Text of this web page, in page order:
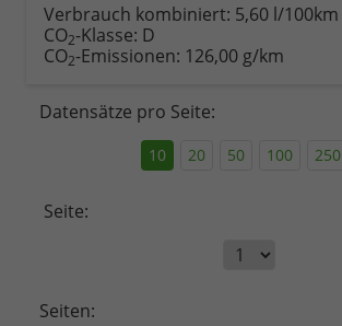
Verbrauch kombiniert: 5,60 l/100km
CO2-Klasse: D
CO2-Emissionen: 126,00 g/km
Datensätze pro Seite:
10 20 50 100 250
Seite:
Seiten: